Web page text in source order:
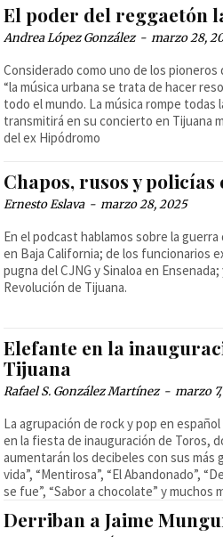
El poder del reggaetón
Andrea López González - marzo 28,
Considerado como uno de los
“la música urbana se trata de hacer
todo el mundo. La música rompe todas
transmitirá en su concierto en Tijuana
del ex Hipódromo
Chapos, rusos y
Ernesto Eslava - marzo 28, 2025
En el podcast hablamos sobre la
en Baja California; de los funcionarios
pugna del CJNG y Sinaloa en
Revolución de Tijuana.
Elefante en la
Tijuana
Rafael S. González Martínez - marzo
La agrupación de rock y pop en
en la fiesta de inauguración de Toros,
aumentarán los decibeles con sus más
vida”, “Mentirosa”, “El Abandonado”,
se fue”, “Sabor a chocolate” y muchos
Derriban a Jaime